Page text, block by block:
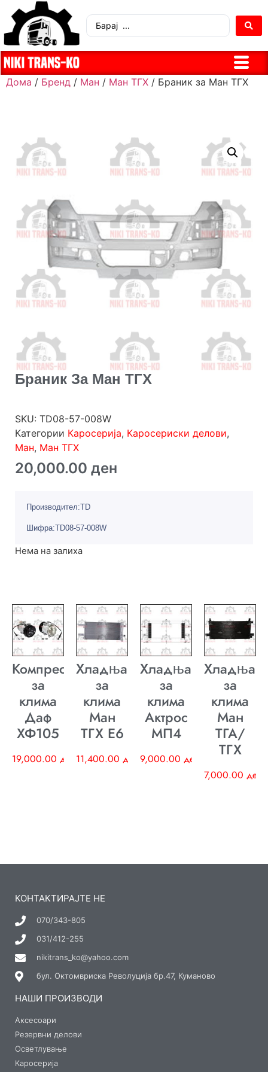
Дома / Бренд / Ман / Ман ТГХ / Браник за Ман ТГХ
Браник За Ман ТГХ
SKU: TD08-57-008W
Категории Каросерија, Каросериски делови,
Ман, Ман ТГХ
20,000.00 ден
Производител:TD
Шифра:TD08-57-008W
Нема на залиха
Компресор
за
клима
Даф
ХФ105
19,000.00 ден
Хладњак
за
клима
Ман
ТГХ E6
11,400.00 ден
Хладњак
за
клима
Актрос
МП4
9,000.00 ден
Хладњак
за
клима
Ман
ТГА/
ТГХ
7,000.00 ден
КОНТАКТИРАЈТЕ НЕ
070/343-805
031/412-255
nikitrans_ko@yahoo.com
бул. Октомвриска Револуција бр.47, Куманово
НАШИ ПРОИЗВОДИ
Аксесоари
Резервни делови
Осветлување
Каросерија